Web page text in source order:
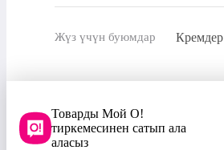
Жүз үчүн буюмдар
Товарды Мой О!
тиркемесинен сатып ала
аласыз